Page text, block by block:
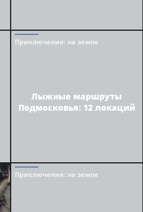
Приключения: на земле
Лыжные маршруты
Подмосковья: 12 локаций
Приключения: на земле